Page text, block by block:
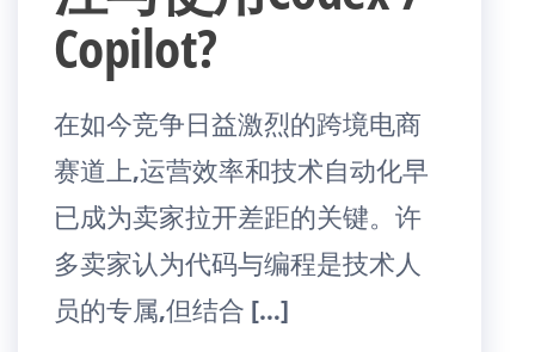
Copilot?
在如今竞争日益激烈的跨境电商
赛道上,运营效率和技术自动化早
已成为卖家拉开差距的关键。许
多卖家认为代码与编程是技术人
员的专属,但结合 […]